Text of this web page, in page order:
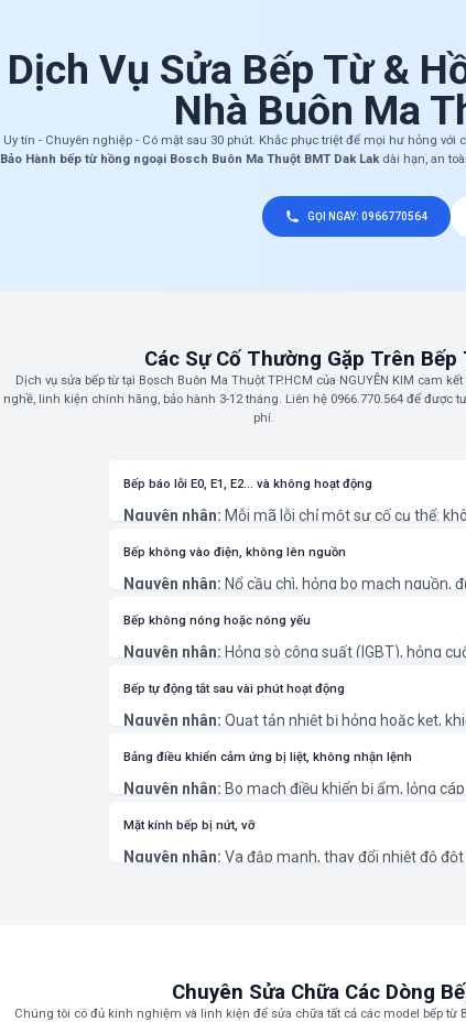
Dịch Vụ Sửa Bếp Từ &
Nhà Buôn Ma
Uy tín - Chuyên nghiệp - Có mặt sau 30 phút. Khắc phục triệt để mọi hư hỏng với
Bảo Hành bếp từ hồng ngoại Bosch Buôn Ma Thuột BMT Dak Lakdài hạn, an
GỌI NGAY: 0966770564
Các Sự Cố Thường Gặp Trên
Dịch vụ sửa bếp từ tại Bosch Buôn Ma Thuột TP.HCM của NGUYỄN KIM cam
nghề, linh kiện chính hãng, bảo hành 3-12 tháng. Liên hệ 0966.770.564 để được
phí.
Bếp báo lỗi E0, E1, E2... và không hoạt động
Nguyên nhân: Mỗi mã lỗi chỉ một sự cố cụ thể:
Khắc phục:Thử rút điện và cắm lại. Nếu lỗi vẫn
Bếp không vào điện, không lên nguồn
Nguyên nhân: Nổ cầu chì, hỏng bo mạch nguồn,
Khắc phục:Cần kỹ thuật viên chuyên nghiệp
Bếp không nóng hoặc nóng yếu
Nguyên nhân: Hỏng sò công suất (IGBT), hỏng
Khắc phục:Đây là lỗi phần cứng phức tạp, cần
Bếp tự động tắt sau vài phút hoạt động
Nguyên nhân: Quạt tản nhiệt bị hỏng hoặc kẹt,
Khắc phục:Đảm bảo khe tản nhiệt thông thoáng.
Bảng điều khiển cảm ứng bị liệt, không nhận lệnh
Nguyên nhân: Bo mạch điều khiển bị ẩm, lỏng
và sửa chữa bo mạch.
Mặt kính bếp bị nứt, vỡ
Nguyên nhân: Va đập mạnh, thay đổi nhiệt độ
Chuyên Sửa Chữa Các Dòng
Chúng tôi có đủ kinh nghiệm và linh kiện để sửa chữa tất cả các model bếp từ